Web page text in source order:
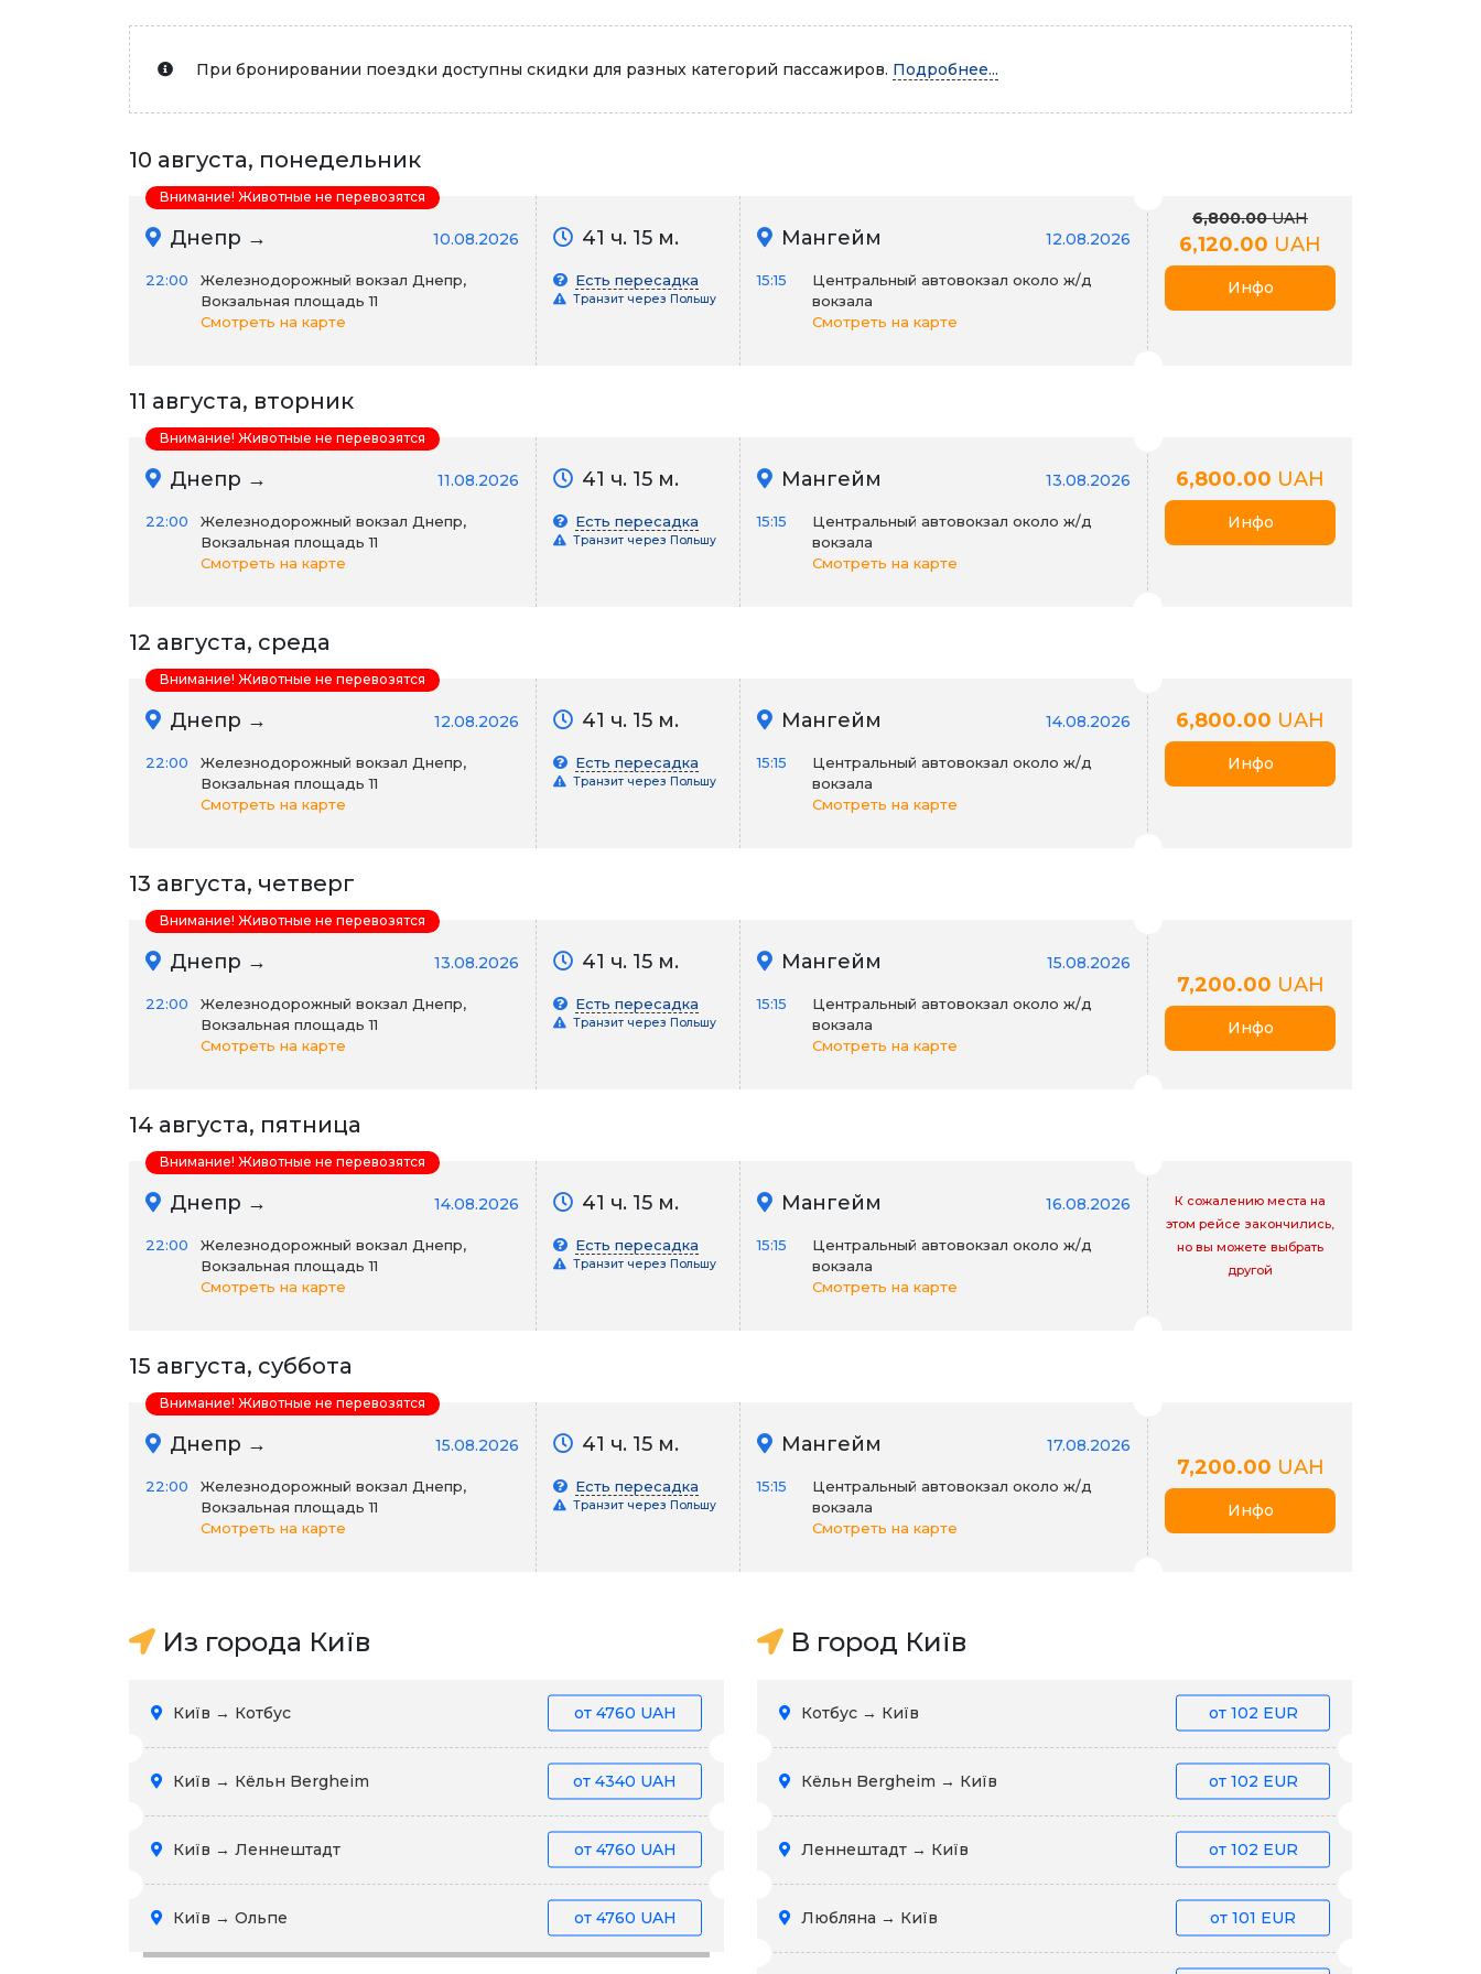
Автопарк
При бронировании поездки доступны скидки для разных категорий пассажиров. Подробнее...
10 августа, понедельник
Днепр → 10.08.2026
22:00
Железнодорожный вокзал Днепр,
Вокзальная площадь 11
Смотреть на карте
41 ч. 15 м.
Есть пересадка
Транзит через Польшу
Мангейм 12.08.2026
15:15
Центральный автовокзал около ж/д
вокзала
Смотреть на карте
6,800.00UAH
6,120.00 UAH
Инфо
Внимание! Животные не перевозятся
11 августа, вторник
Днепр → 11.08.2026
22:00
Железнодорожный вокзал Днепр,
Вокзальная площадь 11
Смотреть на карте
41 ч. 15 м.
Есть пересадка
Транзит через Польшу
Мангейм 13.08.2026
15:15
Центральный автовокзал около ж/д
вокзала
Смотреть на карте
6,800.00 UAH
Инфо
Внимание! Животные не перевозятся
12 августа, среда
Днепр → 12.08.2026
22:00
Железнодорожный вокзал Днепр,
Вокзальная площадь 11
Смотреть на карте
41 ч. 15 м.
Есть пересадка
Транзит через Польшу
Мангейм 14.08.2026
15:15
Центральный автовокзал около ж/д
вокзала
Смотреть на карте
6,800.00 UAH
Инфо
Внимание! Животные не перевозятся
13 августа, четверг
Днепр → 13.08.2026
22:00
Железнодорожный вокзал Днепр,
Вокзальная площадь 11
Смотреть на карте
41 ч. 15 м.
Есть пересадка
Транзит через Польшу
Мангейм 15.08.2026
15:15
Центральный автовокзал около ж/д
вокзала
Смотреть на карте
7,200.00 UAH
Инфо
Внимание! Животные не перевозятся
14 августа, пятница
Днепр → 14.08.2026
22:00
Железнодорожный вокзал Днепр,
Вокзальная площадь 11
Смотреть на карте
41 ч. 15 м.
Есть пересадка
Транзит через Польшу
Мангейм 16.08.2026
15:15
Центральный автовокзал около ж/д
вокзала
Смотреть на карте
К сожалению места на
этом рейсе закончились,
но вы можете выбрать
другой
Внимание! Животные не перевозятся
15 августа, суббота
Днепр → 15.08.2026
22:00
Железнодорожный вокзал Днепр,
Вокзальная площадь 11
Смотреть на карте
41 ч. 15 м.
Есть пересадка
Транзит через Польшу
Мангейм 17.08.2026
15:15
Центральный автовокзал около ж/д
вокзала
Смотреть на карте
7,200.00 UAH
Инфо
Внимание! Животные не перевозятся
Из города Київ
Київ → Котбус от 4760 UAH
Київ → Кёльн Bergheim от 4340 UAH
Київ → Леннештадт от 4760 UAH
Київ → Ольпе от 4760 UAH
В город Київ
Котбус → Київ от 102 EUR
Кёльн Bergheim → Київ от 102 EUR
Леннештадт → Київ от 102 EUR
Любляна → Київ от 101 EUR